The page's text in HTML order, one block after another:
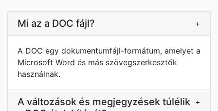
Mi az a DOC fájl? +
A DOC egy dokumentumfájl-formátum, amelyet a
Microsoft Word és más szövegszerkesztők
használnak.
A változások és megjegyzések túlélik +